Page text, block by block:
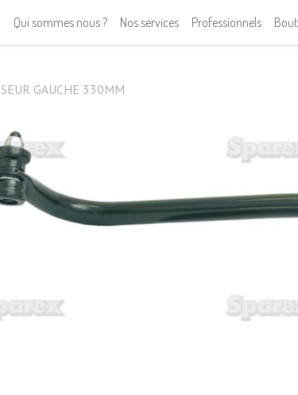
Qui sommes nous ? Nos services Professionnels
GAUCHE 330MM